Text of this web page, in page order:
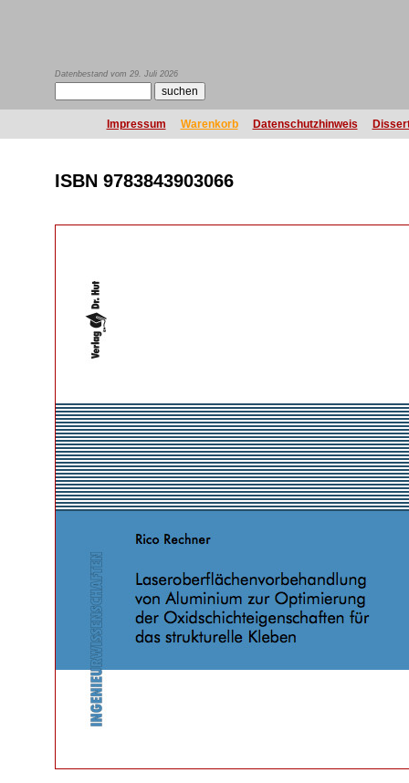
Datenbestand vom 29. Juli 2026
Impressum Warenkorb Datenschutzhinweis
ISBN 9783843903066